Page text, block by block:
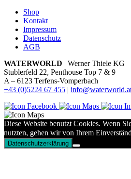
Shop
Kontakt
Impressum
Datenschutz
AGB
WATERWORLD | Werner Thiele KG
Stublerfeld 22, Penthouse Top 7 & 9
A – 6123 Terfens-Vomperbach
+43 (0)5224 67 455 |
Diese Website benutzt Cookies. Wenn
nutzten, gehen wir von Ihrem
Datenschutzerklärung